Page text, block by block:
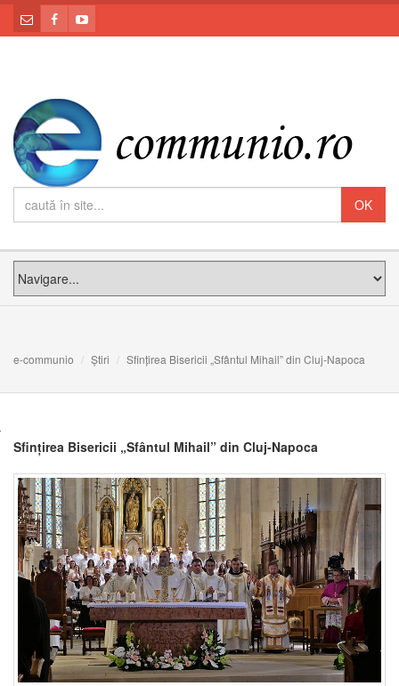
e-communio Știri Sfințirea Bisericii „Sfântul Mihail” din Cluj-Napoca
Sfințirea Bisericii „Sfântul Mihail” din Cluj-Napoca